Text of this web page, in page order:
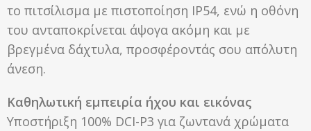
το πιτσίλισμα με πιστοποίηση IP54, ενώ η οθόνη
του ανταποκρίνεται άψογα ακόμη και με
βρεγμένα δάχτυλα, προσφέροντάς σου απόλυτη
άνεση.
Καθηλωτική εμπειρία ήχου και εικόνας
Υποστήριξη 100% DCI-P3 για ζωντανά χρώματα